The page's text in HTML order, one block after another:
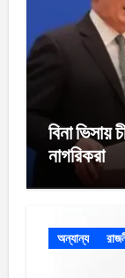
বিনা ভিসায়
নাগরিকরা
অন্যান্য